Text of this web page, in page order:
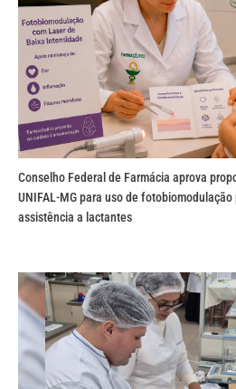
Conselho Federal de Farmácia aprova
UNIFAL-MG para uso de
assistência a lactantes